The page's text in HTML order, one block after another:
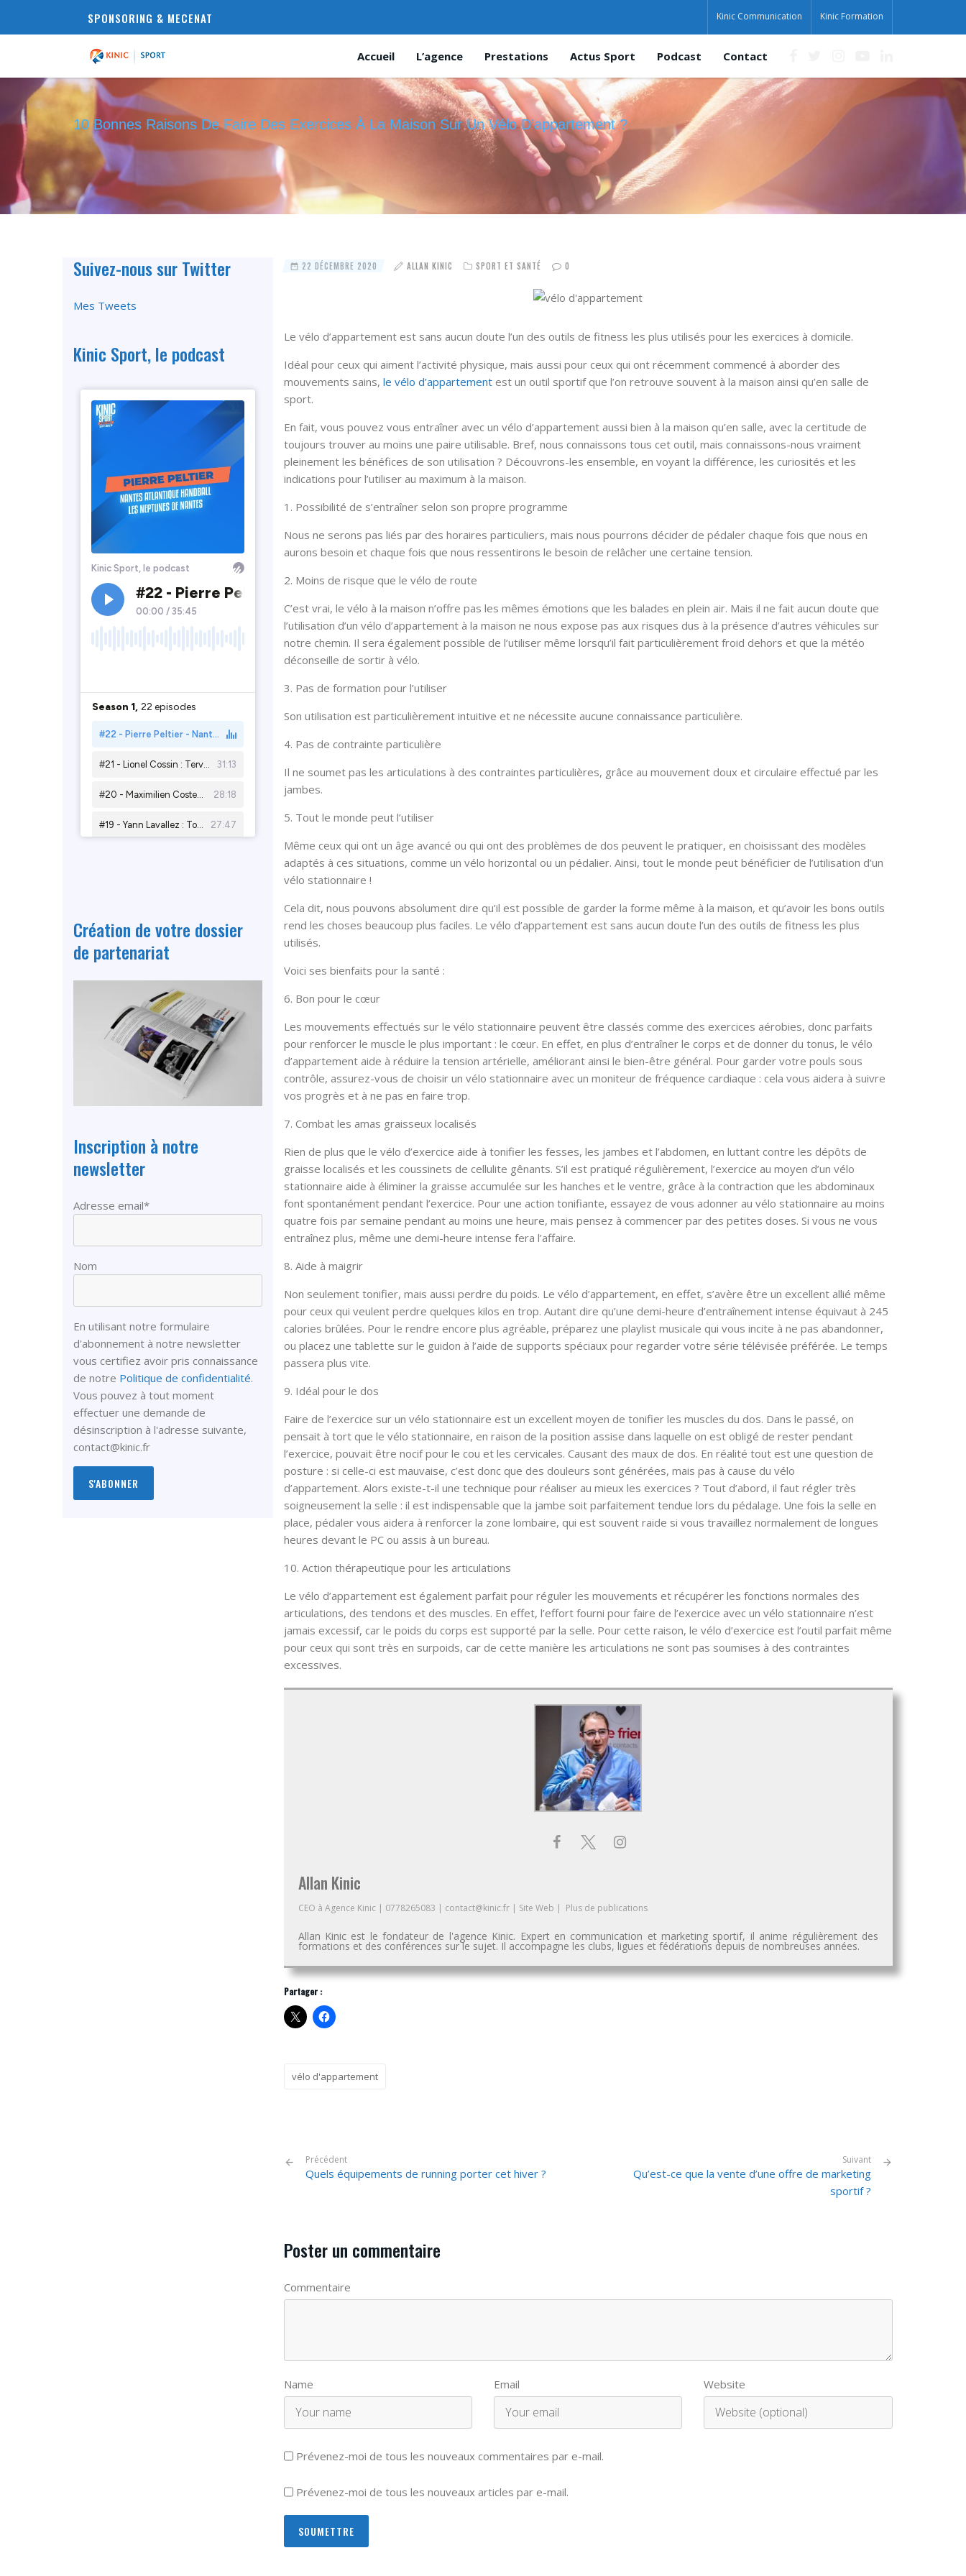
SPONSORING & MECENAT Kinic Communication Kinic Formation
Accueil L’agence Prestations Actus Sport Podcast Contact
10 Bonnes Raisons De Faire Des Exercices À La Maison Sur Un Vélo D’appartement ?
22 DÉCEMBRE 2020 ALLAN KINIC SPORT ET SANTÉ 0
Le vélo d’appartement est sans aucun doute l’un des outils de fitness les plus utilisés pour les exercices à domicile.
Idéal pour ceux qui aiment l’activité physique, mais aussi pour ceux qui ont récemment commencé à aborder des
mouvements sains, le vélo d’appartementest un outil sportif que l’on retrouve souvent à la maison ainsi qu’en salle de
sport.
En fait, vous pouvez vous entraîner avec un vélo d’appartement aussi bien à la maison qu’en salle, avec la certitude de
toujours trouver au moins une paire utilisable. Bref, nous connaissons tous cet outil, mais connaissons-nous vraiment
pleinement les bénéfices de son utilisation ? Découvrons-les ensemble, en voyant la différence, les curiosités et les
indications pour l’utiliser au maximum à la maison.
1. Possibilité de s’entraîner selon son propre programme
Nous ne serons pas liés par des horaires particuliers, mais nous pourrons décider de pédaler chaque fois que nous en
aurons besoin et chaque fois que nous ressentirons le besoin de relâcher une certaine tension.
2. Moins de risque que le vélo de route
C’est vrai, le vélo à la maison n’offre pas les mêmes émotions que les balades en plein air. Mais il ne fait aucun doute que
l’utilisation d’un vélo d’appartement à la maison ne nous expose pas aux risques dus à la présence d’autres véhicules sur
notre chemin. Il sera également possible de l’utiliser même lorsqu’il fait particulièrement froid dehors et que la météo
déconseille de sortir à vélo.
3. Pas de formation pour l’utiliser
Son utilisation est particulièrement intuitive et ne nécessite aucune connaissance particulière.
4. Pas de contrainte particulière
Il ne soumet pas les articulations à des contraintes particulières, grâce au mouvement doux et circulaire effectué par les
jambes.
5. Tout le monde peut l’utiliser
Même ceux qui ont un âge avancé ou qui ont des problèmes de dos peuvent le pratiquer, en choisissant des modèles
adaptés à ces situations, comme un vélo horizontal ou un pédalier. Ainsi, tout le monde peut bénéficier de l’utilisation d’un
vélo stationnaire !
Cela dit, nous pouvons absolument dire qu’il est possible de garder la forme même à la maison, et qu’avoir les bons outils
rend les choses beaucoup plus faciles. Le vélo d’appartement est sans aucun doute l’un des outils de fitness les plus
utilisés.
Voici ses bienfaits pour la santé :
6. Bon pour le cœur
Les mouvements effectués sur le vélo stationnaire peuvent être classés comme des exercices aérobies, donc parfaits
pour renforcer le muscle le plus important : le cœur. En effet, en plus d’entraîner le corps et de donner du tonus, le vélo
d’appartement aide à réduire la tension artérielle, améliorant ainsi le bien-être général. Pour garder votre pouls sous
contrôle, assurez-vous de choisir un vélo stationnaire avec un moniteur de fréquence cardiaque : cela vous aidera à suivre
vos progrès et à ne pas en faire trop.
7. Combat les amas graisseux localisés
Rien de plus que le vélo d’exercice aide à tonifier les fesses, les jambes et l’abdomen, en luttant contre les dépôts de
graisse localisés et les coussinets de cellulite gênants. S’il est pratiqué régulièrement, l’exercice au moyen d’un vélo
stationnaire aide à éliminer la graisse accumulée sur les hanches et le ventre, grâce à la contraction que les abdominaux
font spontanément pendant l’exercice. Pour une action tonifiante, essayez de vous adonner au vélo stationnaire au moins
quatre fois par semaine pendant au moins une heure, mais pensez à commencer par des petites doses. Si vous ne vous
entraînez plus, même une demi-heure intense fera l’affaire.
8. Aide à maigrir
Non seulement tonifier, mais aussi perdre du poids. Le vélo d’appartement, en effet, s’avère être un excellent allié même
pour ceux qui veulent perdre quelques kilos en trop. Autant dire qu’une demi-heure d’entraînement intense équivaut à 245
calories brûlées. Pour le rendre encore plus agréable, préparez une playlist musicale qui vous incite à ne pas abandonner,
ou placez une tablette sur le guidon à l’aide de supports spéciaux pour regarder votre série télévisée préférée. Le temps
passera plus vite.
9. Idéal pour le dos
Faire de l’exercice sur un vélo stationnaire est un excellent moyen de tonifier les muscles du dos. Dans le passé, on
pensait à tort que le vélo stationnaire, en raison de la position assise dans laquelle on est obligé de rester pendant
l’exercice, pouvait être nocif pour le cou et les cervicales. Causant des maux de dos. En réalité tout est une question de
posture : si celle-ci est mauvaise, c’est donc que des douleurs sont générées, mais pas à cause du vélo
d’appartement. Alors existe-t-il une technique pour réaliser au mieux les exercices ? Tout d’abord, il faut régler très
soigneusement la selle : il est indispensable que la jambe soit parfaitement tendue lors du pédalage. Une fois la selle en
place, pédaler vous aidera à renforcer la zone lombaire, qui est souvent raide si vous travaillez normalement de longues
heures devant le PC ou assis à un bureau.
10. Action thérapeutique pour les articulations
Le vélo d’appartement est également parfait pour réguler les mouvements et récupérer les fonctions normales des
articulations, des tendons et des muscles. En effet, l’effort fourni pour faire de l’exercice avec un vélo stationnaire n’est
jamais excessif, car le poids du corps est supporté par la selle. Pour cette raison, le vélo d’exercice est l’outil parfait même
pour ceux qui sont très en surpoids, car de cette manière les articulations ne sont pas soumises à des contraintes
excessives.
Allan Kinic
CEO à Agence Kinic | 0778265083 | contact@kinic.fr | Site Web | Plus de publications
Allan Kinic est le fondateur de l'agence Kinic. Expert en communication et marketing sportif, il anime régulièrement des
formations et des conférences sur le sujet. Il accompagne les clubs, ligues et fédérations depuis de nombreuses années.
Partager :
vélo d'appartement
Précédent
Quels équipements de running porter cet hiver ?
Suivant
Qu’est-ce que la vente d’une offre de marketing
sportif ?
Poster un commentaire
Commentaire
Name Email Website
Prévenez-moi de tous les nouveaux commentaires par e-mail.
Prévenez-moi de tous les nouveaux articles par e-mail.
Suivez-nous sur Twitter
Mes Tweets
Kinic Sport, le podcast
Création de votre dossier
de partenariat
Inscription à notre
newsletter
Adresse email*
Nom
En utilisant notre formulaire
d'abonnement à notre newsletter
vous certifiez avoir pris connaissance
de notre Politique de confidentialité.
Vous pouvez à tout moment
effectuer une demande de
désinscription à l'adresse suivante,
contact@kinic.fr